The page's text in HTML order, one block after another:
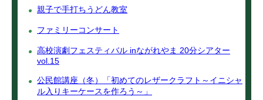
親子で手打ちうどん教室
ファミリーコンサート
高校演劇フェスティバル inながれやま 20分シアター
vol.15
公民館講座（冬）「初めてのレザークラフト～イニシャ
ル入りキーケースを作ろう～」